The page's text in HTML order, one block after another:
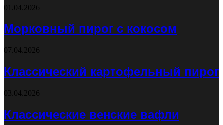
01.04.2026
Морковный пирог с кокосом
07.04.2026
Классический картофельный пирог
03.04.2026
Классические венские вафли